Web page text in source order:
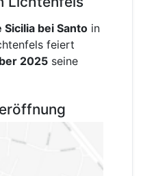
Sicilia bei Santo in
feiert
2025 seine